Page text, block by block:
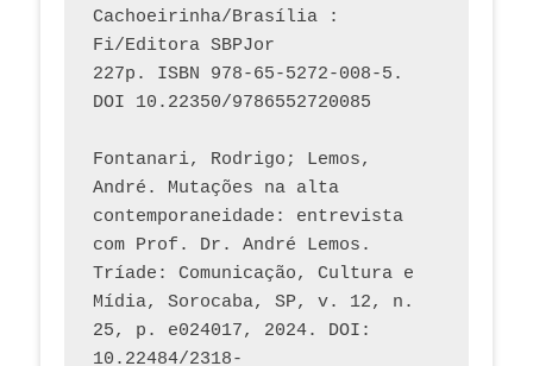
Cachoeirinha/Brasília :
Fi/Editora SBPJor
227p. ISBN 978-65-5272-008-5.
DOI 10.22350/9786552720085
Fontanari, Rodrigo; Lemos,
André. Mutações na alta
contemporaneidade: entrevista
com Prof. Dr. André Lemos.
Tríade: Comunicação, Cultura e
Mídia, Sorocaba, SP, v. 12, n.
25, p. e024017, 2024. DOI:
10.22484/2318-